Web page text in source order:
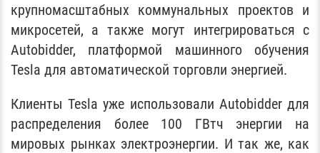
крупномасштабных коммунальных проектов и
микросетей, а также могут интегрироваться с
Autobidder, платформой машинного обучения
Tesla для автоматической торговли энергией.
Клиенты Tesla уже использовали Autobidder для
распределения более 100 ГВтч энергии на
мировых рынках электроэнергии. И так же, как